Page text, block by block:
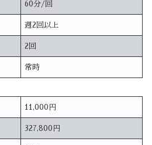
60分/回
週2回以上
2回
常時
11,000円
327,800円